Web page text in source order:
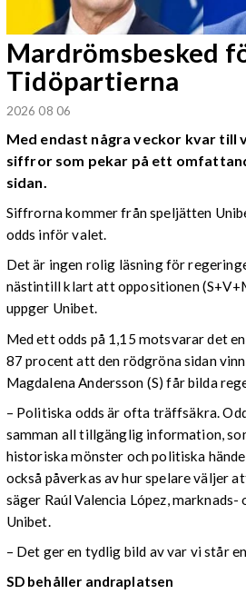
Mardrömsbesked
Tidöpartierna
2026 08 06
Med endast några veckor kvar till
siffror som pekar på ett
sidan.
Siffrorna kommer från speljätten
odds inför valet.
Det är ingen rolig läsning för
nästintill klart att oppositionen
uppger Unibet.
Med ett odds på 1,15 motsvarar det
87 procent att den rödgröna sidan
Magdalena Andersson (S) får bilda
– Politiska odds är ofta träffsäkra.
samman all tillgänglig information,
historiska mönster och politiska
också påverkas av hur spelare väljer
säger Raúl Valencia López, marknads-
Unibet.
– Det ger en tydlig bild av var vi står
SD behåller andraplatsen